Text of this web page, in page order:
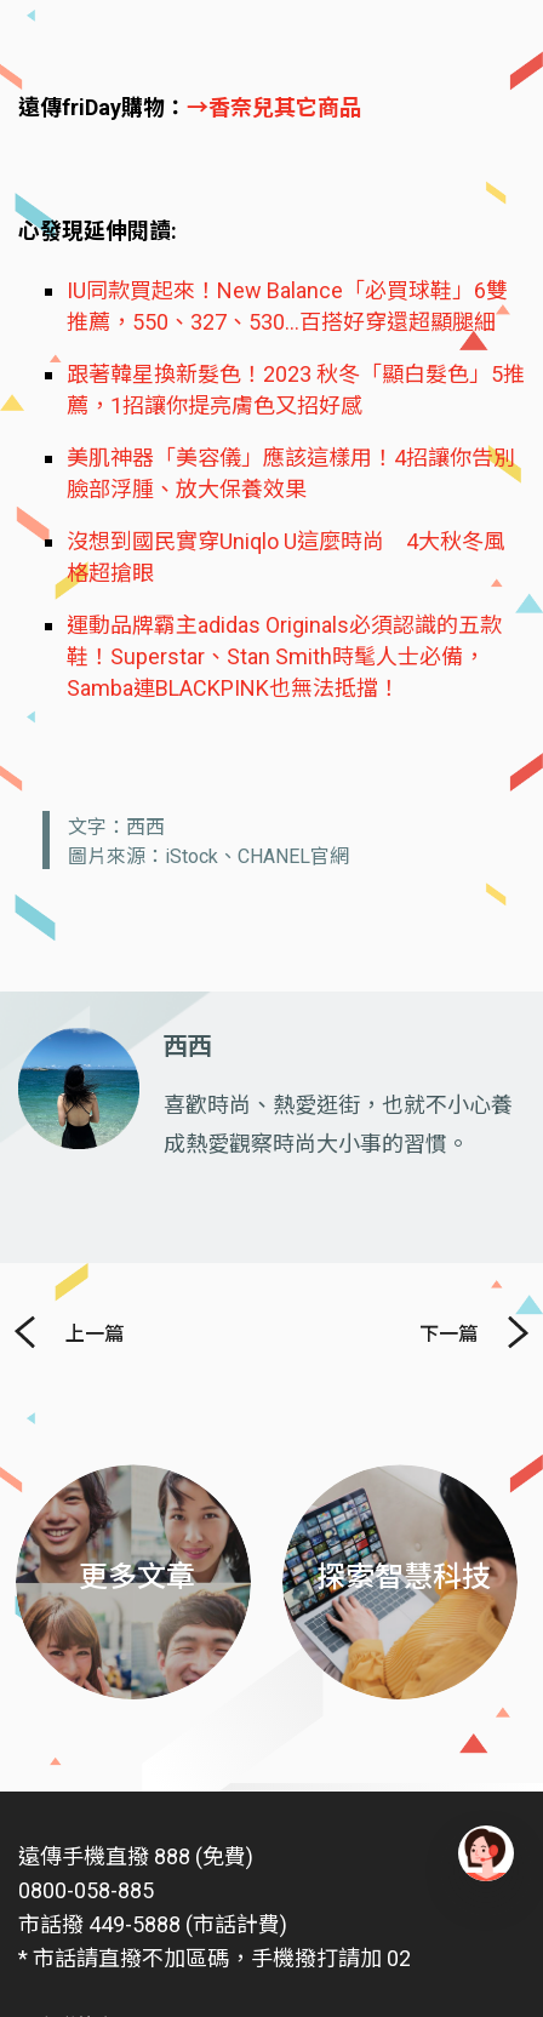
遠傳friDay購物： →香奈兒其它商品
心發現延伸閱讀:
IU同款買起來！New Balance「必買球鞋」6雙
推薦，550、327、530...百搭好穿還超顯腿細
跟著韓星換新髮色！2023 秋冬「顯白髮色」5推
薦，1招讓你提亮膚色又招好感
美肌神器「美容儀」應該這樣用！4招讓你告別
臉部浮腫、放大保養效果
沒想到國民實穿Uniqlo U這麼時尚 4大秋冬風
格超搶眼
運動品牌霸主adidas Originals必須認識的五款
鞋！Superstar、Stan Smith時髦人士必備，
Samba連BLACKPINK也無法抵擋！
文字：西西
圖片來源：iStock、CHANEL官網
西西
喜歡時尚、熱愛逛街，也就不小心養
成熱愛觀察時尚大小事的習慣。
上一篇 下一篇
更多文章 探索智慧科技
遠傳手機直撥 888 (免費)
0800-058-885
市話撥 449-5888 (市話計費)
* 市話請直撥不加區碼，手機撥打請加 02